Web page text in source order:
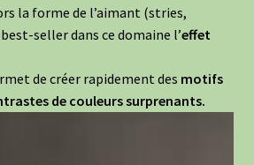
la forme de l’aimant (stries,
seller dans ce domaine l’effet
de créer rapidement des motifs
de couleurs surprenants.